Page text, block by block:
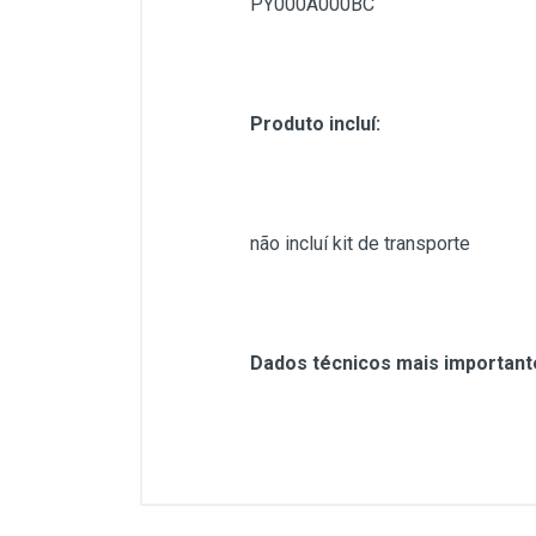
Produto incluí:
não incluí kit de transporte
Dados técnicos mais